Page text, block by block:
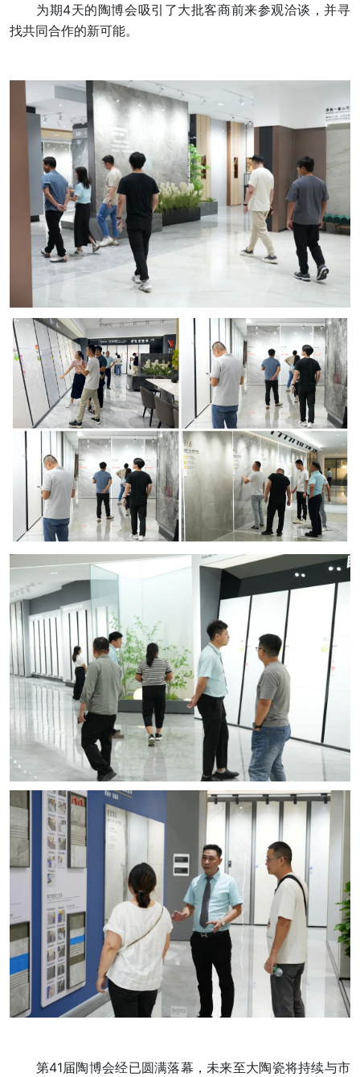
为期4天的陶博会吸引了大批客商前来参观洽谈，并寻
找共同合作的新可能。
第41届陶博会经已圆满落幕，未来至大陶瓷将持续与市